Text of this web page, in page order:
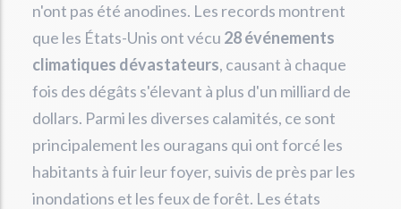
n'ont pas été anodines. Les records montrent
que les États-Unis ont vécu 28 événements
climatiques dévastateurs, causant à chaque
fois des dégâts s'élevant à plus d'un milliard de
dollars. Parmi les diverses calamités, ce sont
principalement les ouragans qui ont forcé les
habitants à fuir leur foyer, suivis de près par les
inondations et les feux de forêt. Les états